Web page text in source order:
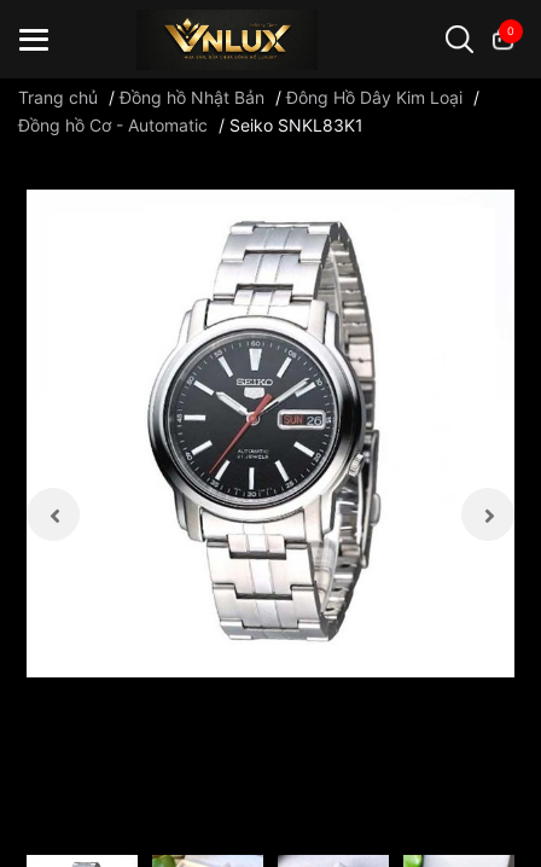
0
Trang chủ /Đồng hồ Nhật Bản /Đông Hồ Dây Kim Loại /
Đồng hồ Cơ - Automatic
/ Seiko SNKL83K1